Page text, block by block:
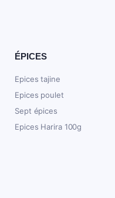
ÉPICES
Epices tajine
Epices poulet
Sept épices
Epices Harira 100g